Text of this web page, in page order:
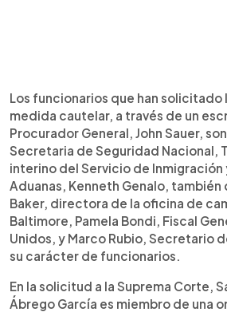
Los funcionarios que han solicitado
medida cautelar, a través de un
Procurador General, John Sauer,
Secretaria de Seguridad Nacional,
interino del Servicio de Inmigración
Aduanas, Kenneth Genalo, también
Baker, directora de la oficina de
Baltimore, Pamela Bondi, Fiscal
Unidos, y Marco Rubio, Secretario
su carácter de funcionarios.
En la solicitud a la Suprema Corte,
Ábrego García es miembro de una